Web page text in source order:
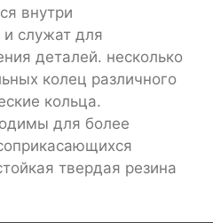
внутри
и служат для
деталей. несколько
колец различного
кольца.
для более
твердая резина